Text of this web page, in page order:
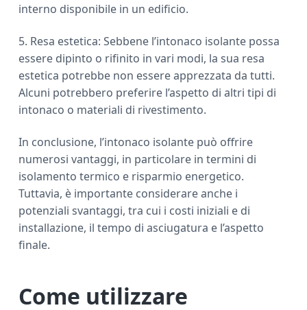
interno disponibile in un edificio.
5. Resa estetica: Sebbene l’intonaco isolante possa
essere dipinto o rifinito in vari modi, la sua resa
estetica potrebbe non essere apprezzata da tutti.
Alcuni potrebbero preferire l’aspetto di altri tipi di
intonaco o materiali di rivestimento.
In conclusione, l’intonaco isolante può offrire
numerosi vantaggi, in particolare in termini di
isolamento termico e risparmio energetico.
Tuttavia, è importante considerare anche i
potenziali svantaggi, tra cui i costi iniziali e di
installazione, il tempo di asciugatura e l’aspetto
finale.
Come utilizzare